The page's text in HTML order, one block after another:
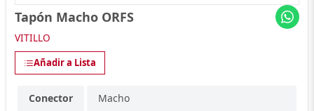
Tapón Macho ORFS
VITILLO
Añadir a Lista
Conector Macho